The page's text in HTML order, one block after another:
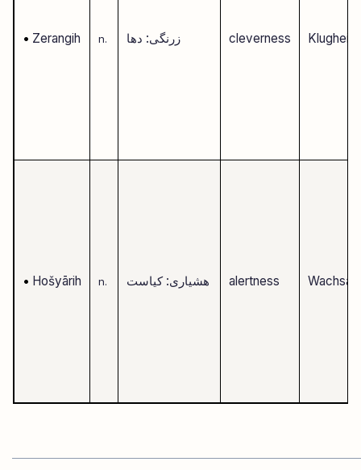
• Zerangih n. زرنگی: دها cleverness Klugheit
• Hošyārih n. هشیاری: کیاست alertness